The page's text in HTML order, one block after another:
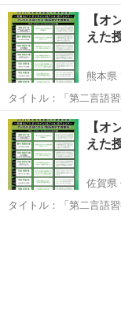
容：203…
大分 大分市 セ
【オ
えた
熊本県
タイトル：「第二言語
容：203…
熊本 熊本市 セ
【オ
えた
佐賀県
タイトル：「第二言語